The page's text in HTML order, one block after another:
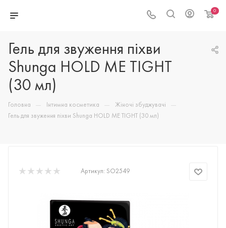
0
Гель для звуження піхви
Shunga HOLD ME TIGHT
(30 мл)
Головна — Інтимна косметика — Жіночі збуджувачі —
Гель для звуження піхви Shunga HOLD ME TIGHT (30 мл)
Артикул: SO2549